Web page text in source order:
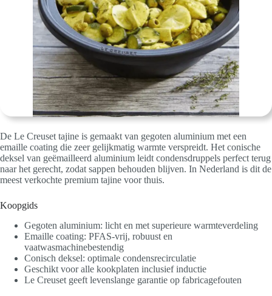
De Le Creuset tajine is gemaakt van gegoten aluminium met een
emaille coating die zeer gelijkmatig warmte verspreidt. Het conische
deksel van geëmailleerd aluminium leidt condensdruppels perfect terug
naar het gerecht, zodat sappen behouden blijven. In Nederland is dit de
meest verkochte premium tajine voor thuis.
Koopgids
Gegoten aluminium: licht en met superieure warmteverdeling
Emaille coating: PFAS-vrij, robuust en
vaatwasmachinebestendig
Conisch deksel: optimale condensrecirculatie
Geschikt voor alle kookplaten inclusief inductie
Le Creuset geeft levenslange garantie op fabricagefouten